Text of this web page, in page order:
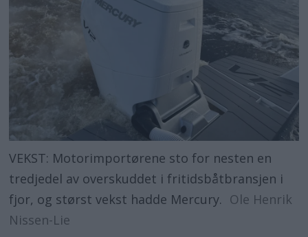
VEKST: Motorimportørene sto for nesten en
tredjedel av overskuddet i fritidsbåtbransjen i
fjor, og størst vekst hadde Mercury. Ole Henrik
Nissen-Lie